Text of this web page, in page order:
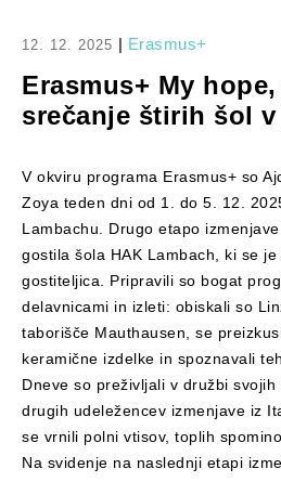
12. 12. 2025 | Erasmus+
Erasmus+ My
srečanje štirih šol v
V okviru programa Erasmus+ so
Zoya teden dni od 1. do 5. 12.
Lambachu. Drugo etapo
gostila šola HAK Lambach, ki se
gostiteljica. Pripravili so bogat
delavnicami in izleti: obiskali so
taborišče Mauthausen, se
keramične izdelke in spoznavali
Dneve so preživljali v družbi
drugih udeležencev izmenjave iz
se vrnili polni vtisov, toplih
Na svidenje na naslednji etapi